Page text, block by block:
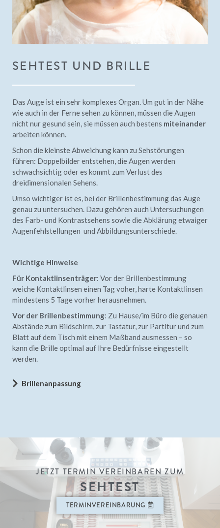
SEHTEST UND BRILLE
Das Auge ist ein sehr komplexes Organ. Um gut in der Nähe
wie auch in der Ferne sehen zu können, müssen die Augen
nicht nur gesund sein, sie müssen auch bestens miteinander
arbeiten können.
Schon die kleinste Abweichung kann zu Sehstörungen
führen: Doppelbilder entstehen, die Augen werden
schwachsichtig oder es kommt zum Verlust des
dreidimensionalen Sehens.
Umso wichtiger ist es, bei der Brillenbestimmung das Auge
genau zu untersuchen. Dazu gehören auch Untersuchungen
des Farb- und Kontrastsehens sowie die Abklärung etwaiger
Augenfehlstellungen und Abbildungsunterschiede.
Wichtige Hinweise
Für Kontaktlinsenträger: Vor der Brillenbestimmung
weiche Kontaktlinsen einen Tag voher, harte Kontaktlinsen
mindestens 5 Tage vorher herausnehmen.
Vor der Brillenbestimmung: Zu Hause/im Büro die genauen
Abstände zum Bildschirm, zur Tastatur, zur Partitur und zum
Blatt auf dem Tisch mit einem Maßband ausmessen – so
kann die Brille optimal auf Ihre Bedürfnisse eingestellt
werden.
Brillenanpassung
JETZT TERMIN VEREINBAREN ZUM
SEHTEST​
TERMINVEREINBARUNG